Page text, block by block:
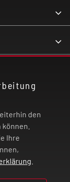
den
Ihre